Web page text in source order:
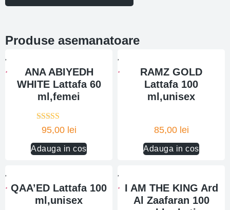
Produse asemanatoare
ANA ABIYEDH
WHITE Lattafa 60
ml,femei
95,00 lei
Adauga in cos
Evaluat la
5.00
RAMZ GOLD
Lattafa 100
ml,unisex
85,00 lei
Adauga in cos
QAA’ED Lattafa 100
ml,unisex
I AM THE KING Ard
Al Zaafaran 100